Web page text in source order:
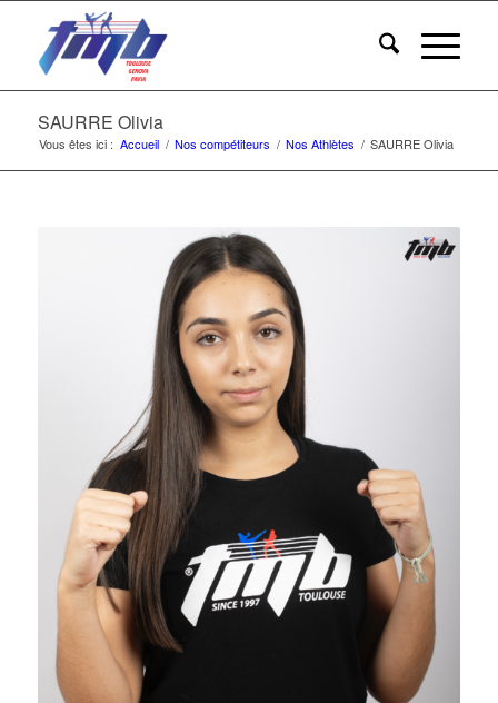
SAURRE Olivia
Vous êtes ici : Accueil / Nos compétiteurs / Nos Athlètes / SAURRE Olivia